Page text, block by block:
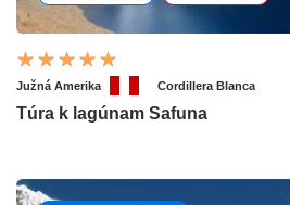
Južná Amerika Cordillera Blanca
Túra k lagúnam Safuna